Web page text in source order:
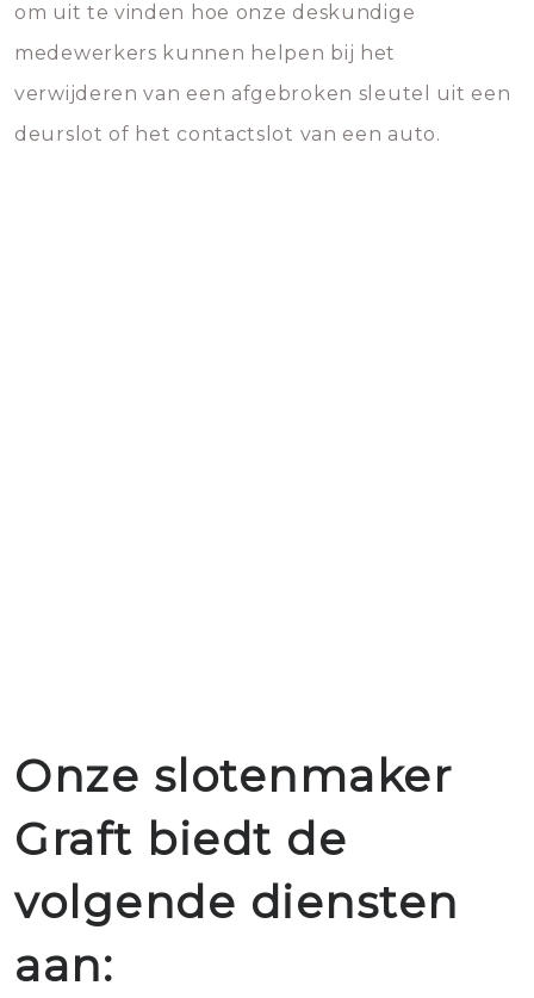
om uit te vinden hoe onze deskundige
medewerkers kunnen helpen bij het
verwijderen van een afgebroken sleutel uit een
deurslot of het contactslot van een auto.
Onze slotenmaker
Graft biedt de
volgende diensten
aan: